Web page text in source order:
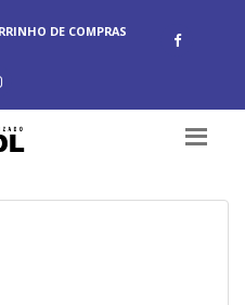
DE COMPRAS